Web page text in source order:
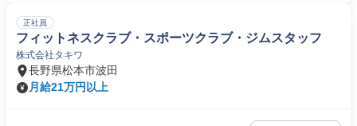
正社員
フィットネスクラブ・スポーツクラブ・ジムスタッフ
株式会社タキワ
長野県松本市波田
月給21万円以上